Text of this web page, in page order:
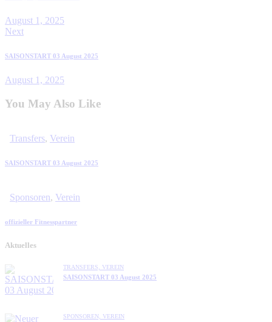
August 1, 2025
Next
SAISONSTART 03 August 2025
August 1, 2025
You May Also Like
Transfers, Verein
SAISONSTART 03 August 2025
Sponsoren, Verein
offizieller Fitnesspartner
Aktuelles
TRANSFERS, VEREIN
SAISONSTART 03 August 2025
SPONSOREN, VEREIN